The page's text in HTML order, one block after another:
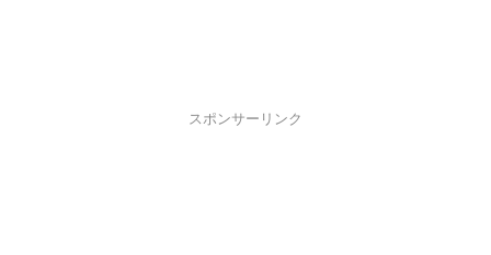
スポンサーリンク